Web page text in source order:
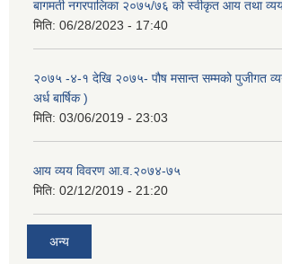
बागमती नगरपालिका २०७५/७६ को स्वीकृत आय तथा
मिति: 06/28/2023 - 17:40
२०७५ -४-१ देखि २०७५- पौष मसान्त सम्मको पुजीगत
अर्ध बार्षिक )
मिति: 03/06/2019 - 23:03
आय व्यय विवरण आ.व.२०७४-७५
मिति: 02/12/2019 - 21:20
अन्य